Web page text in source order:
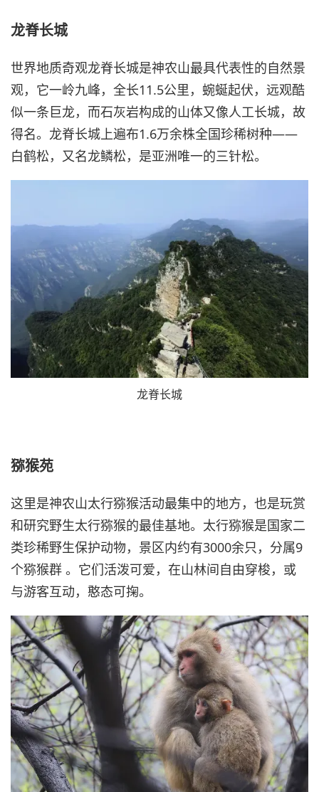
龙脊长城
世界地质奇观龙脊长城是神农山最具代表性的自然景
观，它一岭九峰，全长11.5公里，蜿蜒起伏，远观酷
似一条巨龙，而石灰岩构成的山体又像人工长城，故
得名。龙脊长城上遍布1.6万余株全国珍稀树种——
白鹤松，又名龙鳞松，是亚洲唯一的三针松。
龙脊长城
猕猴苑
这里是神农山太行猕猴活动最集中的地方，也是玩赏
和研究野生太行猕猴的最佳基地。太行猕猴是国家二
类珍稀野生保护动物，景区内约有3000余只，分属9
个猕猴群 。它们活泼可爱，在山林间自由穿梭，或
与游客互动，憨态可掬。